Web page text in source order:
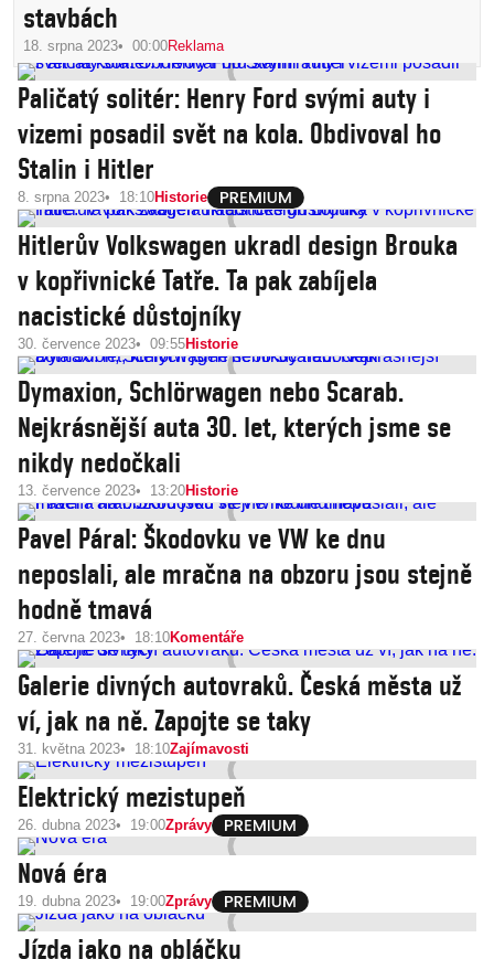
stavbách
18. srpna 2023 00:00Reklama
Paličatý solitér: Henry Ford svými auty i
vizemi posadil svět na kola. Obdivoval ho
Stalin i Hitler
8. srpna 2023 18:10Historie
Hitlerův Volkswagen ukradl design Brouka
v kopřivnické Tatře. Ta pak zabíjela
nacistické důstojníky
30. července 2023 09:55Historie
Dymaxion, Schlörwagen nebo Scarab.
Nejkrásnější auta 30. let, kterých jsme se
nikdy nedočkali
13. července 2023 13:20Historie
Pavel Páral: Škodovku ve VW ke dnu
neposlali, ale mračna na obzoru jsou stejně
hodně tmavá
27. června 2023 18:10Komentáře
Galerie divných autovraků. Česká města už
ví, jak na ně. Zapojte se taky
31. května 2023 18:10Zajímavosti
Elektrický mezistupeň
26. dubna 2023 19:00Zprávy
Nová éra
19. dubna 2023 19:00Zprávy
Jízda jako na obláčku